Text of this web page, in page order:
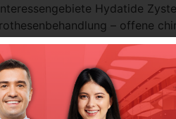
Hydatide
– offene